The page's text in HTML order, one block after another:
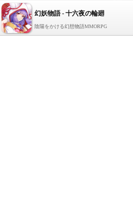
幻妖物語 - 十六夜の輪廻
陰陽をかける幻想物語MMORPG